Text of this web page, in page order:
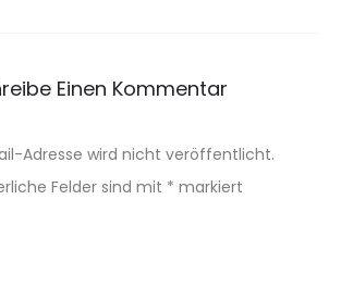
Einen Kommentar
Adresse wird nicht veröffentlicht.
Felder sind mit * markiert